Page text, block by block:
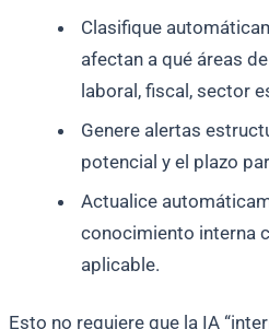
Clasifique
afectan a qué áreas
laboral, fiscal, sector
Genere alertas
potencial y el plazo
Actualice
conocimiento interna
aplicable.
Esto no requiere que la IA